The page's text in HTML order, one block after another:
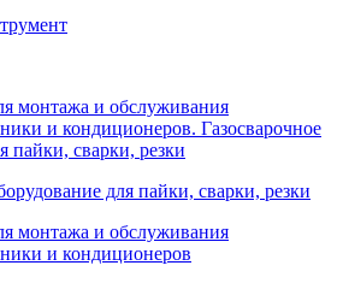
монтажа и обслуживания
и кондиционеров. Газосварочное
пайки, сварки, резки
для пайки, сварки, резки
монтажа и обслуживания
и кондиционеров